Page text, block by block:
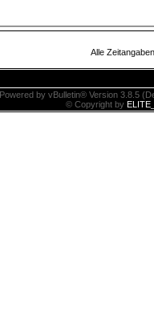
Alle
Powered by vBulletin® Version 3.8.5
© Copyright by